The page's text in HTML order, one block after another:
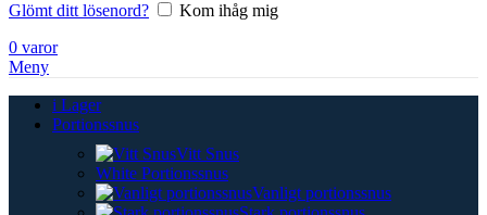
Glömt ditt lösenord?
Kom ihåg mig
0 varor
Meny
i Lager
Portionssnus
Vitt Snus
White Portionssnus
Vanligt portionssnus